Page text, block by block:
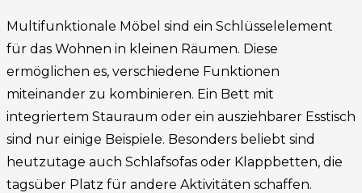
Multifunktionale Möbel sind ein Schlüsselelement
für das Wohnen in kleinen Räumen. Diese
ermöglichen es, verschiedene Funktionen
miteinander zu kombinieren. Ein Bett mit
integriertem Stauraum oder ein ausziehbarer Esstisch
sind nur einige Beispiele. Besonders beliebt sind
heutzutage auch Schlafsofas oder Klappbetten, die
tagsüber Platz für andere Aktivitäten schaffen.